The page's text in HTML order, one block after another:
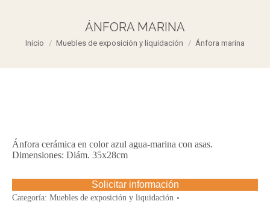
ÁNFORA MARINA
Estás aquí:
Inicio Muebles de exposición y liquidación Ánfora marina
Ánfora cerámica en color azul agua-marina con asas.
Dimensiones: Diám. 35x28cm
Solicitar información
Categoría: Muebles de exposición y liquidación